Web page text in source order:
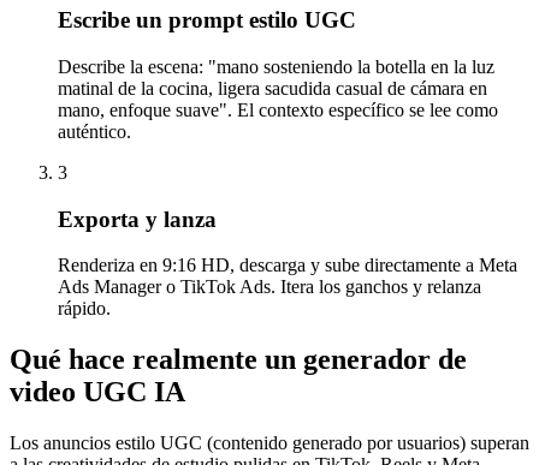
Escribe un prompt estilo UGC
Describe la escena: "mano sosteniendo la botella en la luz
matinal de la cocina, ligera sacudida casual de cámara en
mano, enfoque suave". El contexto específico se lee como
auténtico.
3
Exporta y lanza
Renderiza en 9:16 HD, descarga y sube directamente a Meta
Ads Manager o TikTok Ads. Itera los ganchos y relanza
rápido.
Qué hace realmente un generador de
video UGC IA
Los anuncios estilo UGC (contenido generado por usuarios) superan